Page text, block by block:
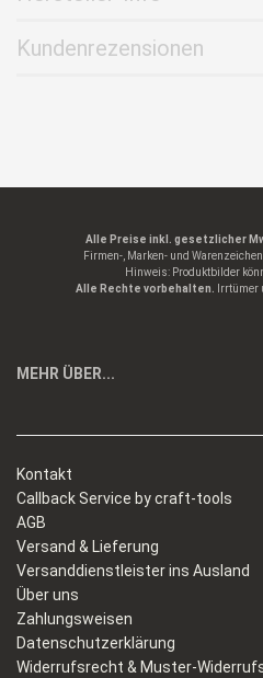
Kundenrezensionen
Alle Preise inkl. gesetzlicher
Firmen-, Marken- und
Hinweis: Produktbilder
Alle Rechte vorbehalten. Irrtümer
MEHR ÜBER...
Kontakt
Callback Service by craft-tools
AGB
Versand & Lieferung
Versanddienstleister ins Ausland
Über uns
Zahlungsweisen
Datenschutzerklärung
Widerrufsrecht & Muster-